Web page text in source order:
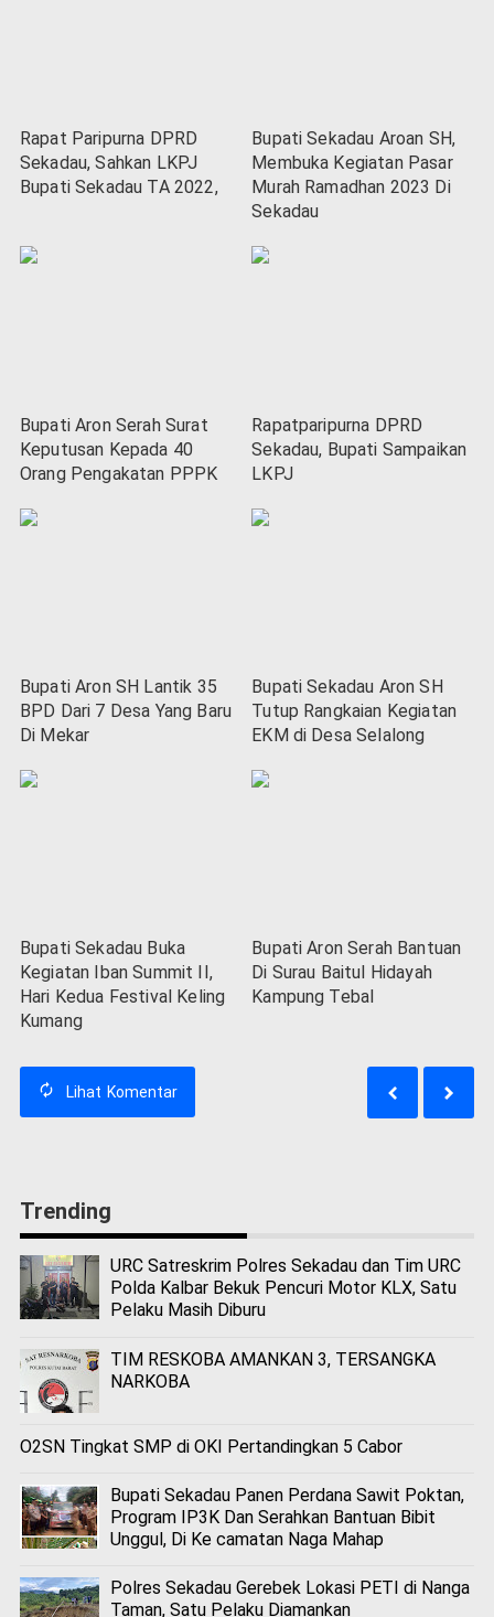
Rapat Paripurna DPRD
Sekadau, Sahkan LKPJ
Bupati Sekadau TA 2022,
Bupati Sekadau Aroan SH,
Membuka Kegiatan Pasar
Murah Ramadhan 2023 Di
Sekadau
Bupati Aron Serah Surat
Keputusan Kepada 40
Orang Pengakatan PPPK
Rapatparipurna DPRD
Sekadau, Bupati Sampaikan
LKPJ
Bupati Aron SH Lantik 35
BPD Dari 7 Desa Yang Baru
Di Mekar
Bupati Sekadau Aron SH
Tutup Rangkaian Kegiatan
EKM di Desa Selalong
Bupati Sekadau Buka
Kegiatan Iban Summit II,
Hari Kedua Festival Keling
Kumang
Bupati Aron Serah Bantuan
Di Surau Baitul Hidayah
Kampung Tebal
Lihat Komentar
Trending
URC Satreskrim Polres Sekadau dan Tim URC
Polda Kalbar Bekuk Pencuri Motor KLX, Satu
Pelaku Masih Diburu
TIM RESKOBA AMANKAN 3, TERSANGKA
NARKOBA
O2SN Tingkat SMP di OKI Pertandingkan 5 Cabor
Bupati Sekadau Panen Perdana Sawit Poktan,
Program IP3K Dan Serahkan Bantuan Bibit
Unggul, Di Ke camatan Naga Mahap
Polres Sekadau Gerebek Lokasi PETI di Nanga
Taman, Satu Pelaku Diamankan